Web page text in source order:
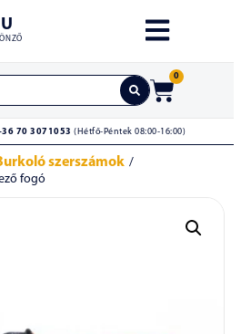
0
70 3071053 (Hétfő-Péntek 08:00-16:00)
szerszámok /
fogó